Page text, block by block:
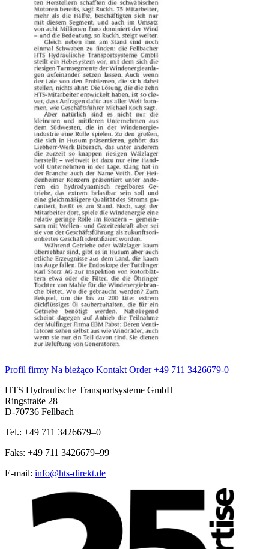
Profil firmy Na bieżąco Kontakt Order+49 711 3426679-0
HTS Hydraulische Transportsysteme GmbH
Ringstraße 28
D-70736 Fellbach
Tel.: +49 711 3426679–0
Faks: +49 711 3426679–99
E-mail: info@hts-direkt.de